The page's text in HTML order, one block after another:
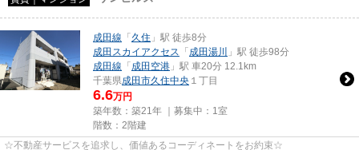
成田線 「久住 」駅 徒歩8分
成田スカイアクセス
「成田湯川
」駅 徒歩98分
成田線 「成田空港 」駅 車20分 12.1km
千葉県成田市久住中央 １丁目
6.6万円
築年数：築21年 ｜募集中： 1室
階数：2階建
☆不動産サービスを追求し、価値あるコーディネートをお約束☆